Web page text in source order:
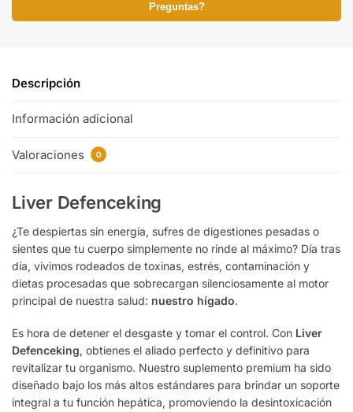
Preguntas?
Descripción
Información adicional
Valoraciones 0
Liver Defenceking
¿Te despiertas sin energía, sufres de digestiones pesadas o
sientes que tu cuerpo simplemente no rinde al máximo? Día tras
día, vivimos rodeados de toxinas, estrés, contaminación y
dietas procesadas que sobrecargan silenciosamente al motor
principal de nuestra salud: nuestro hígado.
Es hora de detener el desgaste y tomar el control. Con Liver
Defenceking, obtienes el aliado perfecto y definitivo para
revitalizar tu organismo. Nuestro suplemento premium ha sido
diseñado bajo los más altos estándares para brindar un soporte
integral a tu función hepática, promoviendo la desintoxicación